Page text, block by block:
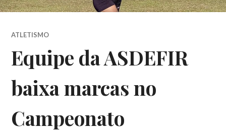
ATLETISMO
Equipe da ASDEFIR
baixa marcas no
Campeonato